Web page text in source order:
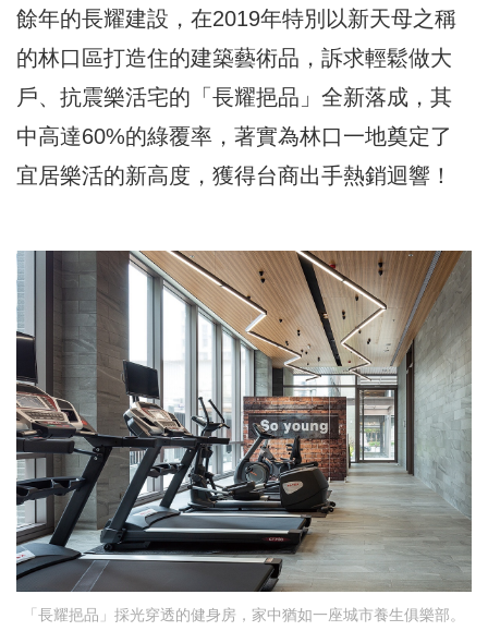
餘年的長耀建設，在2019年特別以新天母之稱
的林口區打造住的建築藝術品，訴求輕鬆做大
戶、抗震樂活宅的「長耀挹品」全新落成，其
中高達60%的綠覆率，著實為林口一地奠定了
宜居樂活的新高度，獲得台商出手熱銷迴響！
「長耀挹品」採光穿透的健身房，家中猶如一座城市養生俱樂部。